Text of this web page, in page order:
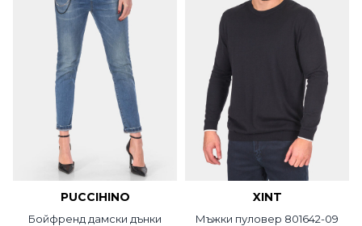
PUCCIHINO
Бойфренд дамски дънки
XINT
Мъжки пуловер 801642-09